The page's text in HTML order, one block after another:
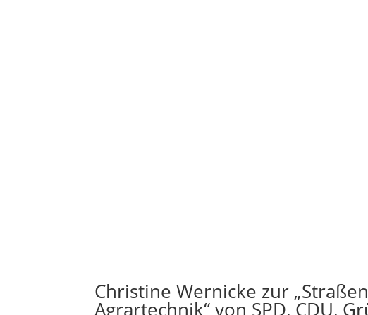
Christine Wernicke zur
Agrartechnik“ von SPD, CDU,